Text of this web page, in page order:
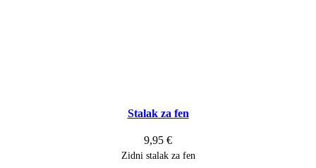
Stalak za fen
9,95 €
Zidni stalak za fen